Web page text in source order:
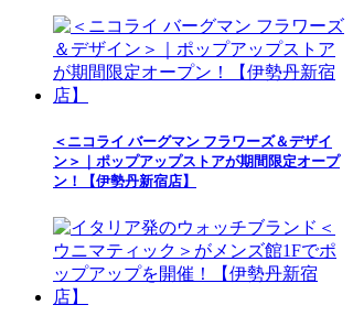
＜ニコライ バーグマン フラワーズ＆デザイ
ン＞｜ポップアップストアが期間限定オープ
ン！【伊勢丹新宿店】